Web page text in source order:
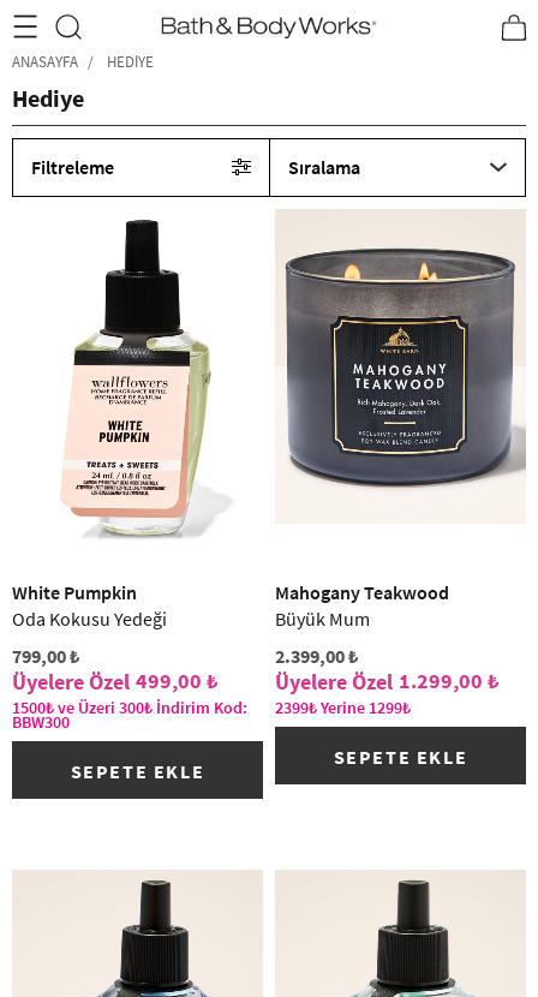
•2200₺ ve Üzeri Kargo Ücretsiz!• *Promosyon Detayları
ANASAYFA HEDIYE
Hediye
Filtreleme Sıralama
White Pumpkin
Oda Kokusu Yedeği
799,00 ₺
499,00 ₺
1500₺ ve Üzeri 300₺ İndirim Kod:
BBW300
SEPETE EKLE
Mahogany Teakwood
Büyük Mum
2.399,00 ₺
1.299,00 ₺
2399₺ Yerine 1299₺
SEPETE EKLE